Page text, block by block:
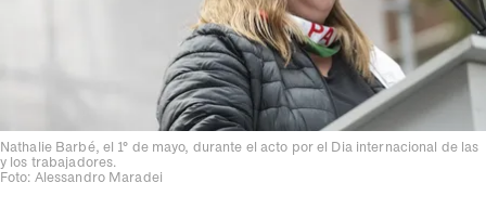
Nathalie Barbé, el 1° de mayo, durante el acto por el Dia internacional de las
y los trabajadores.
Foto: Alessandro Maradei